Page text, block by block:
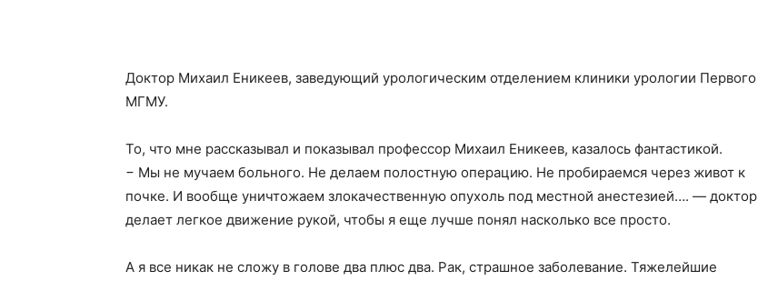
Доктор Михаил Еникеев, заведующий урологическим отделением клиники урологии Первого
МГМУ.
То, что мне рассказывал и показывал профессор Михаил Еникеев, казалось фантастикой.
− Мы не мучаем больного. Не делаем полостную операцию. Не пробираемся через живот к
почке. И вообще уничтожаем злокачественную опухоль под местной анестезией…. — доктор
делает легкое движение рукой, чтобы я еще лучше понял насколько все просто.
А я все никак не сложу в голове два плюс два. Рак, страшное заболевание. Тяжелейшие